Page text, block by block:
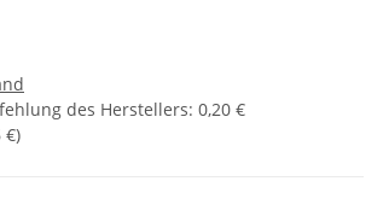
des Herstellers: 0,20 €
€)